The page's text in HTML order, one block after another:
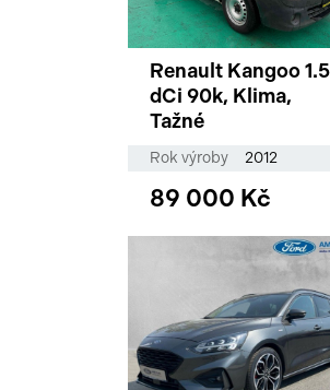
Renault Kangoo 1.5
dCi 90k, Klima,
Tažné
Rok výroby 2012
89 000 Kč